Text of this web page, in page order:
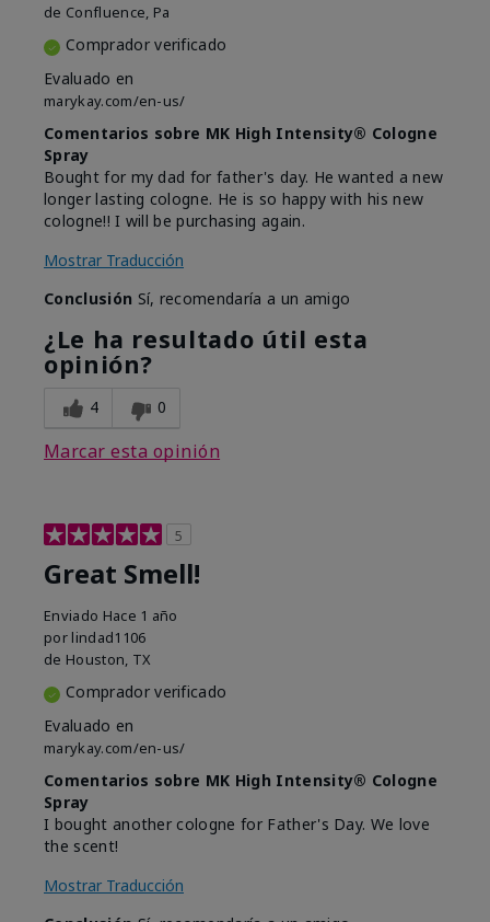
de Confluence, Pa
Comprador verificado
Evaluado en
marykay.com/en-us/
Comentarios sobre MK High Intensity® Cologne
Spray
Bought for my dad for father's day. He wanted a new
longer lasting cologne. He is so happy with his new
cologne!! I will be purchasing again.
Mostrar Traducción
Conclusión Sí, recomendaría a un amigo
¿Le ha resultado útil esta
opinión?
4 0
Marcar esta opinión
5
Great Smell!
Enviado Hace 1 año
por lindad1106
de Houston, TX
Comprador verificado
Evaluado en
marykay.com/en-us/
Comentarios sobre MK High Intensity® Cologne
Spray
I bought another cologne for Father's Day. We love
the scent!
Mostrar Traducción